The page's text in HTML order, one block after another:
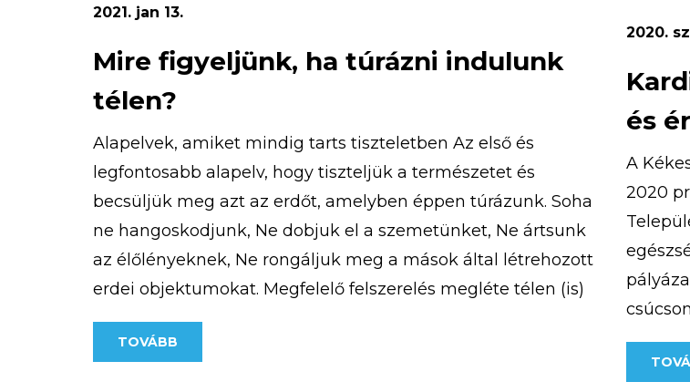
2021. jan 13.
Mire figyeljünk, ha túrázni indulunk
télen?
Alapelvek, amiket mindig tarts tiszteletben Az első és
legfontosabb alapelv, hogy tiszteljük a természetet és
becsüljük meg azt az erdőt, amelyben éppen túrázunk. Soha
ne hangoskodjunk, Ne dobjuk el a szemetünket, Ne ártsunk
az élőlényeknek, Ne rongáljuk meg a mások által létrehozott
erdei objektumokat. Megfelelő felszerelés megléte télen (is)
Fontos, hogy akár hosszabb, akár rövidebb túrát […]
TOVÁBB
2020.
és
A
2020